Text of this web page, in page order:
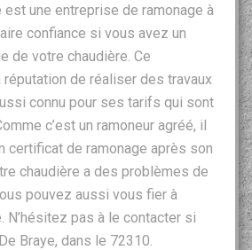
est une entreprise de ramonage à
confiance si vous avez un
de votre chaudière. Ce
de réaliser des travaux
connu pour ses tarifs qui sont
c’est un ramoneur agréé, il
certificat de ramonage après son
chaudière a des problèmes de
pouvez aussi vous fier à
N’hésitez pas à le contacter si
Braye, dans le 72310.